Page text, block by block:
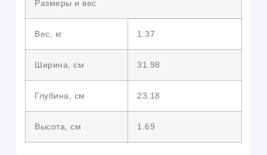
Размеры и вес
Вес, кг 1.37
Ширина, см 31.98
Глубина, см 23.18
Высота, см 1.69